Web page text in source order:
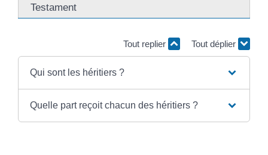
Testament
Tout replier Tout déplier
Qui sont les héritiers ?
Quelle part reçoit chacun des héritiers ?